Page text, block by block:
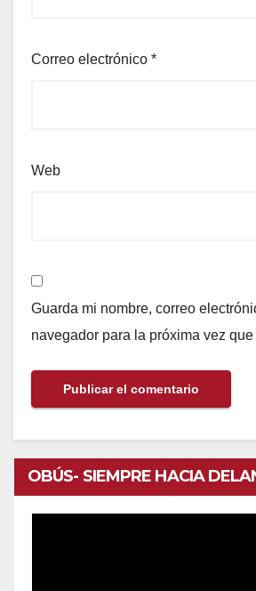
Correo electrónico *
Web
Guarda mi nombre, correo
navegador para la próxima vez que
OBÚS- SIEMPRE HACIA